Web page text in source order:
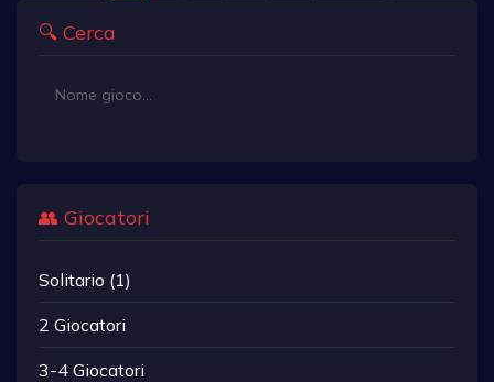
🔍 Cerca
👥 Giocatori
Solitario (1)
2 Giocatori
3-4 Giocatori